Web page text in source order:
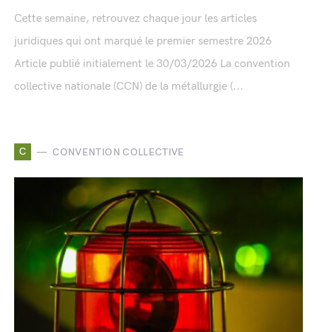
Cette semaine, retrouvez chaque jour les articles
juridiques qui ont marqué le premier semestre 2026
Article publié initialement le 30/03/2026 La convention
collective nationale (CCN) de la métallurgie (...
C CONVENTION COLLECTIVE